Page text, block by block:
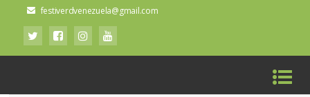
festiverdvenezuela@gmail.com